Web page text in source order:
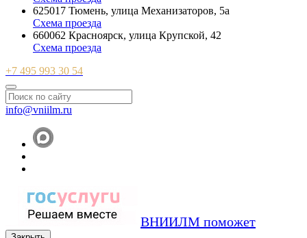
625017 Тюмень, улица Механизаторов, 5а
Схема проезда
660062 Красноярск, улица Крупской, 42
Схема проезда
+7 495 993 30 54
info@vniilm.ru
ВНИИЛМ поможет